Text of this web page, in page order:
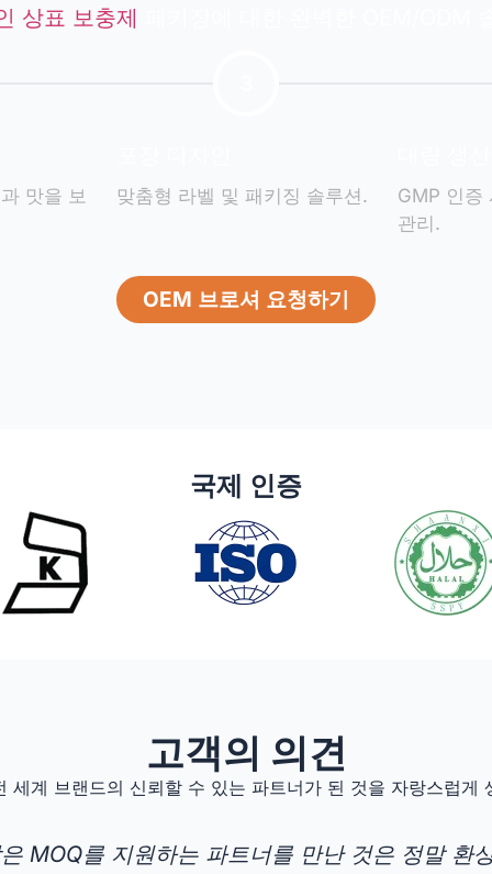
상표 보충제
맛을 보 맞춤형 라벨 및 패키징 솔루션.
GMP 인증
관리.
OEM 브로셔 요청하기
국제 인증
고객의 의견
세계 브랜드의 신뢰할 수 있는 파트너가 된 것을 자랑스럽게
MOQ를 지원하는 파트너를 만난 것은 정말 환